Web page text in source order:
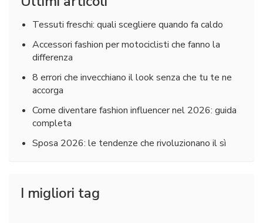
Tessuti freschi: quali scegliere quando fa caldo
Accessori fashion per motociclisti che fanno la
differenza
8 errori che invecchiano il look senza che tu te ne
accorga
Come diventare fashion influencer nel 2026: guida
completa
Sposa 2026: le tendenze che rivoluzionano il sì
I migliori tag